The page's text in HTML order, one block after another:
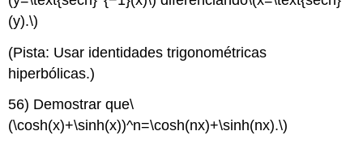
(y).\)
(Pista: Usar identidades trigonométricas
hiperbólicas.)
56) Demostrar que\
(\cosh(x)+\sinh(x))^n=\cosh(nx)+\sinh(nx).\)